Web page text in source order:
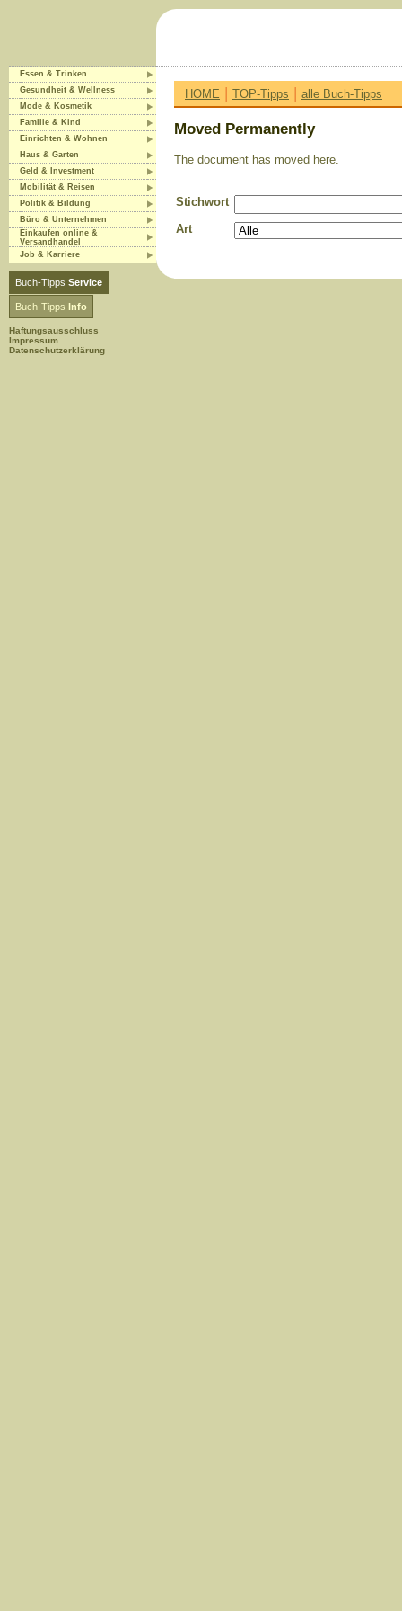
Essen & Trinken
Gesundheit & Wellness
Mode & Kosmetik
Familie & Kind
Einrichten & Wohnen
Haus & Garten
Geld & Investment
Mobilität & Reisen
Politik & Bildung
Büro & Unternehmen
Einkaufen online &
Versandhandel
Job & Karriere
Buch-Tipps Service
Buch-Tipps Info
Haftungsausschluss
Impressum
Datenschutzerklärung
HOME | TOP-Tipps | alle Buch-Tipps
Moved Permanently
The document has moved here.
Stichwort
Art